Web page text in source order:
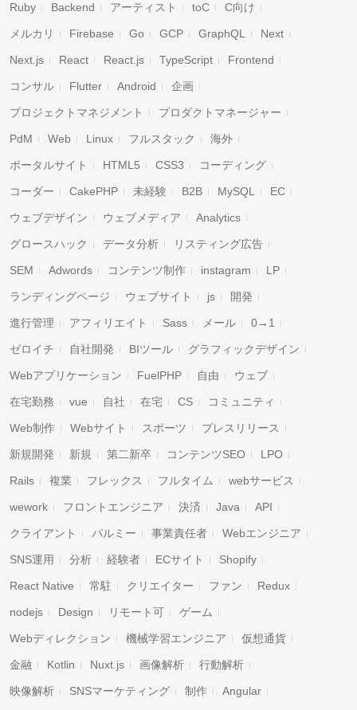
Ruby Backend アーティスト toC C向け
メルカリ Firebase Go GCP GraphQL Next
Next.js React React.js TypeScript Frontend
コンサル Flutter Android 企画
プロジェクトマネジメント プロダクトマネージャー
PdM Web Linux フルスタック 海外
ポータルサイト HTML5 CSS3 コーディング
コーダー CakePHP 未経験 B2B MySQL EC
ウェブデザイン ウェブメディア Analytics
グロースハック データ分析 リスティング広告
SEM Adwords コンテンツ制作 instagram LP
ランディングページ ウェブサイト js 開発
進行管理 アフィリエイト Sass メール 0→1
ゼロイチ 自社開発 BIツール グラフィックデザイン
Webアプリケーション FuelPHP 自由 ウェブ
在宅勤務 vue 自社 在宅 CS コミュニティ
Web制作 Webサイト スポーツ プレスリリース
新規開発 新規 第二新卒 コンテンツSEO LPO
Rails 複業 フレックス フルタイム webサービス
wework フロントエンジニア 決済 Java API
クライアント パルミー 事業責任者 Webエンジニア
SNS運用 分析 経験者 ECサイト Shopify
React Native 常駐 クリエイター ファン Redux
nodejs Design リモート可 ゲーム
Webディレクション 機械学習エンジニア 仮想通貨
金融 Kotlin Nuxt.js 画像解析 行動解析
映像解析 SNSマーケティング 制作 Angular